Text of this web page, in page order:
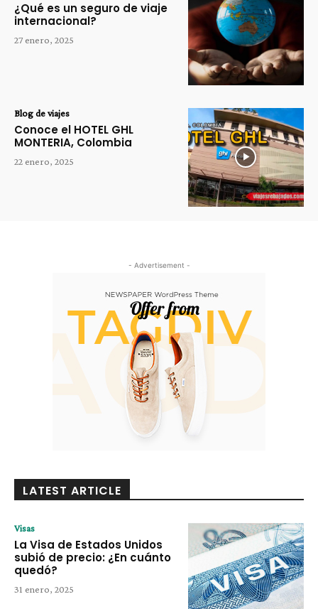
¿Qué es un seguro de viaje
internacional?
27 enero, 2025
Blog de viajes
Conoce el HOTEL GHL
MONTERIA, Colombia
22 enero, 2025
- Advertisement -
LATEST ARTICLE
Visas
La Visa de Estados Unidos
subió de precio: ¿En cuánto
quedó?
31 enero, 2025